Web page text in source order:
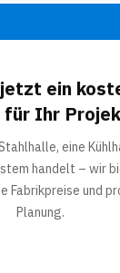
ein
Ihr
eine
handelt – wir
Fabrikpreise und
Planung.